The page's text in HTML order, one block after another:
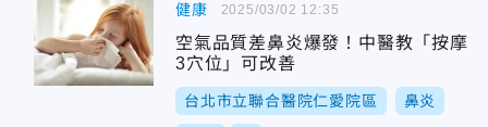
健康
空氣品質差鼻炎爆發！中醫教「按摩
3穴位」可改善
台北市立聯合醫院仁愛院區 鼻炎
2025/03/02 12:35